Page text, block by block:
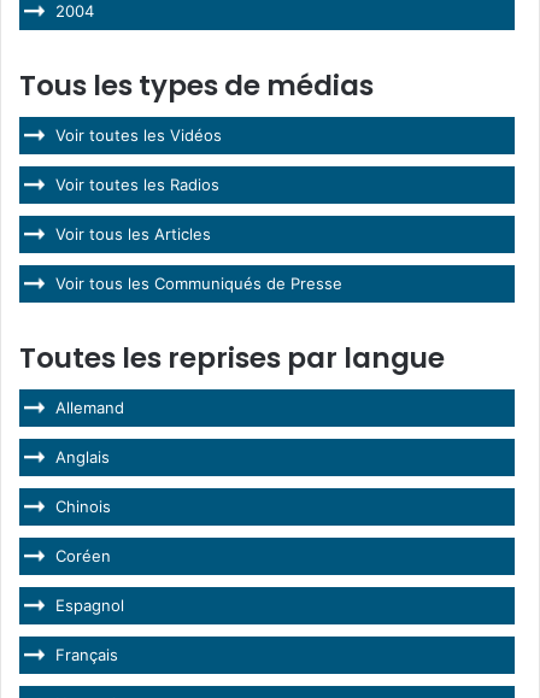
2004
Tous les types de médias
Voir toutes les Vidéos
Voir toutes les Radios
Voir tous les Articles
Voir tous les Communiqués de Presse
Toutes les reprises par langue
Allemand
Anglais
Chinois
Coréen
Espagnol
Français